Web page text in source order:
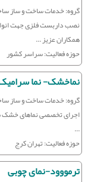
گروه: خدمات ساخت و ساز
نصب داربست فلزی جهت
همکاران عزیز ...
حوزه فعالیت: سراسر کشور
نماخشک- نما
گروه: خدمات ساخت و ساز
اجرای تخصصی نماهای خشک
...
حوزه فعالیت: تهران کرج
ترمووود-نمای چوبی